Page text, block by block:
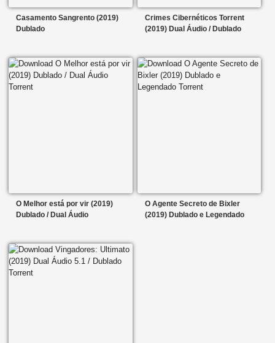
Casamento Sangrento (2019)
Dublado
Crimes Cibernéticos Torrent
(2019) Dual Áudio / Dublado
O Melhor está por vir (2019)
Dublado / Dual Áudio
O Agente Secreto de Bixler
(2019) Dublado e Legendado